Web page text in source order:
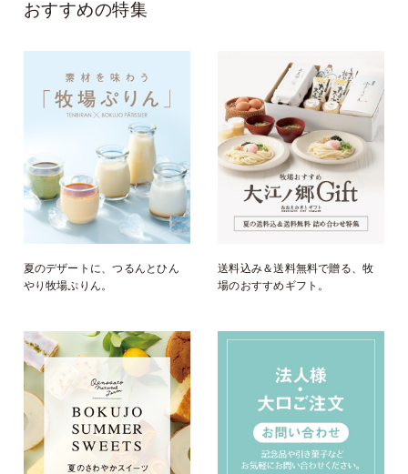
おすすめの特集
夏のデザートに、つるんとひん
やり牧場ぷりん。
送料込み＆送料無料で贈る、牧
場のおすすめギフト。